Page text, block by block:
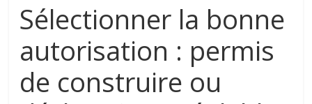
Sélectionner la bonne
autorisation : permis
de construire ou